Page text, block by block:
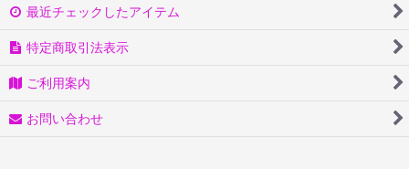
最近チェックしたアイテム
特定商取引法表示
ご利用案内
お問い合わせ